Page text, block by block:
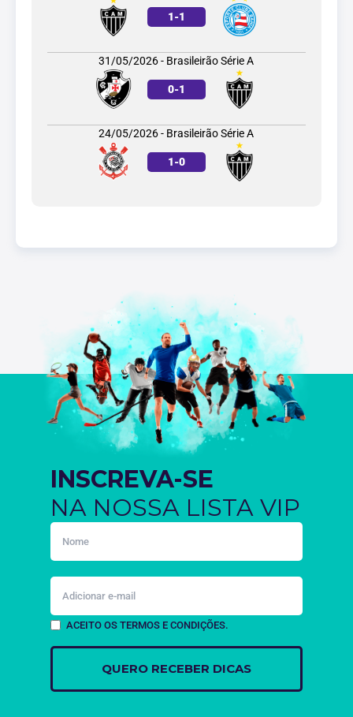
1-1
31/05/2026 - Brasileirão Série A
0-1
24/05/2026 - Brasileirão Série A
1-0
INSCREVA-SE
NA NOSSA LISTA VIP
ACEITO OS TERMOS E CONDIÇÕES.